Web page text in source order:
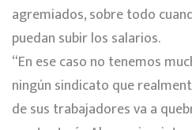
agremiados, sobre todo
puedan subir los salarios.
“En ese caso no tenemos
ningún sindicato que
de sus trabajadores va a